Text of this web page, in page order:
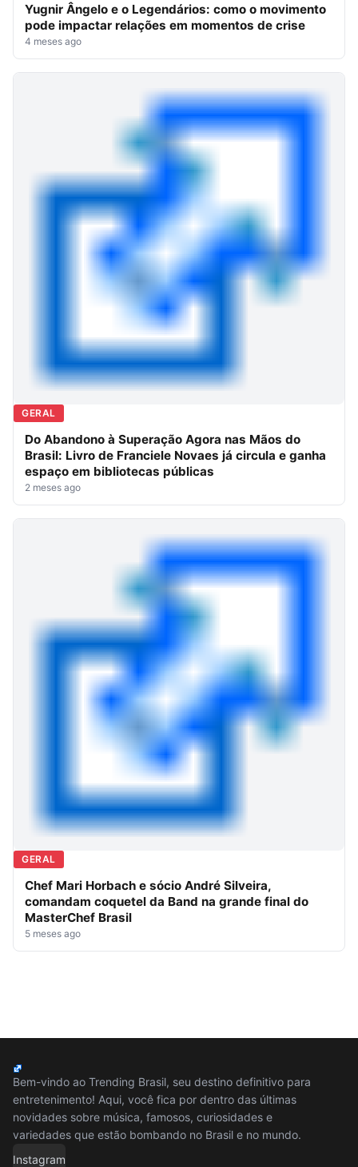
Yugnir Ângelo e o Legendários: como o movimento
pode impactar relações em momentos de crise
4 meses ago
GERAL
Do Abandono à Superação Agora nas Mãos do
Brasil: Livro de Franciele Novaes já circula e ganha
espaço em bibliotecas públicas
2 meses ago
GERAL
Chef Mari Horbach e sócio André Silveira,
comandam coquetel da Band na grande final do
MasterChef Brasil
5 meses ago
Bem-vindo ao Trending Brasil, seu destino definitivo para
entretenimento! Aqui, você fica por dentro das últimas
novidades sobre música, famosos, curiosidades e
variedades que estão bombando no Brasil e no mundo.
Instagram